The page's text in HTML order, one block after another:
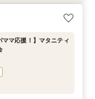
少人数会食検討の方必
ィ
以内で叶える高コスパ
べる会場
嫁大絶賛♪☆リゾート挙
相談会☆
ン見学付き相談会♪ブ
典も】
組*10名46万円】家
光チャペル
10名46万円～】ラグ
族挙式
10,000円・さらにご成
プレゼントキャン
で完結】
ママ応援！】マタニティ